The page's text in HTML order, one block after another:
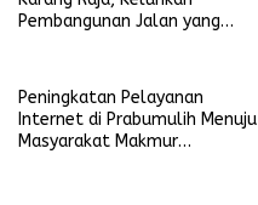
Pembangunan Jalan yang
Peningkatan Pelayanan
Internet di Prabumulih Menuju
Masyarakat Makmur